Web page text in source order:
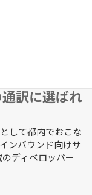
訳に選ばれ
して都内でおこな
ンバウンド向けサ
ディベロッパー